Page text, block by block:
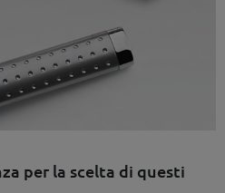
per la scelta di questi